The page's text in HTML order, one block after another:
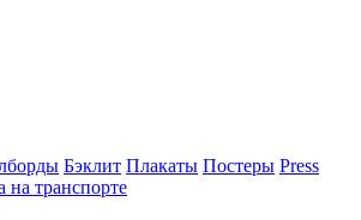
Бэклит Плакаты Постеры Press
на транспорте